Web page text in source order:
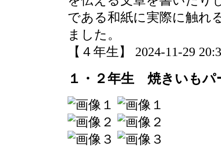
である和紙に実際に触れ
ました。
【４年生】 2024-11-29
１・２年生 焼きいもパ